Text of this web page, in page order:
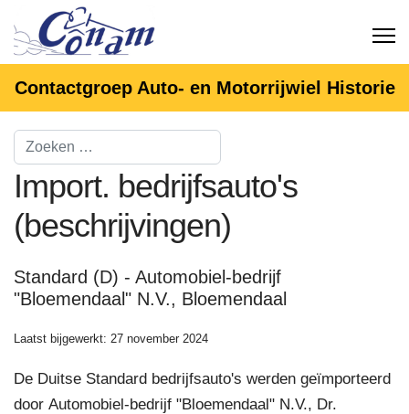
Contactgroep Auto- en Motorrijwiel Historie
Import. bedrijfsauto's
(beschrijvingen)
Standard (D) - Automobiel-bedrijf
"Bloemendaal" N.V., Bloemendaal
Laatst bijgewerkt: 27 november 2024
De Duitse Standard bedrijfsauto's werden geïmporteerd
door Automobiel-bedrijf "Bloemendaal" N.V., Dr.